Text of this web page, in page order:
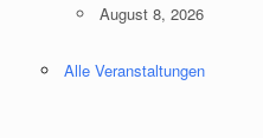
August 8, 2026
Alle Veranstaltungen